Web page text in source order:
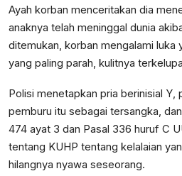
Ayah korban menceritakan dia
anaknya telah meninggal dunia
ditemukan, korban mengalami luka
yang paling parah, kulitnya
Polisi menetapkan pria berinisial Y,
pemburu itu sebagai tersangka,
474 ayat 3 dan Pasal 336 huruf C
tentang KUHP tentang kelalaian
hilangnya nyawa seseorang.